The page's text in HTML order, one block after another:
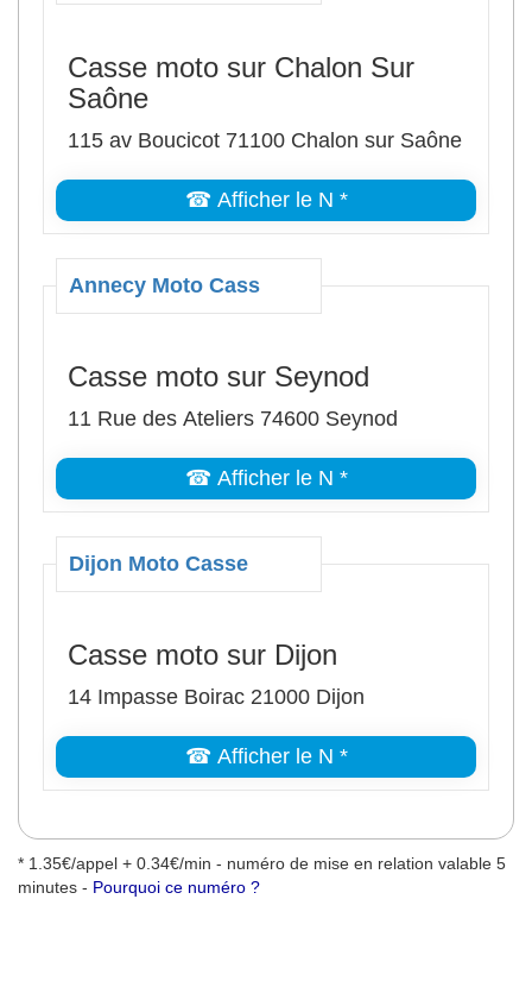
Casse moto sur Chalon Sur
Saône
115 av Boucicot 71100 Chalon sur Saône
☎ Afficher le N *
Annecy Moto Cass
Casse moto sur Seynod
11 Rue des Ateliers 74600 Seynod
☎ Afficher le N *
Dijon Moto Casse
Casse moto sur Dijon
14 Impasse Boirac 21000 Dijon
☎ Afficher le N *
* 1.35€/appel + 0.34€/min - numéro de mise en relation valable 5
minutes - Pourquoi ce numéro ?